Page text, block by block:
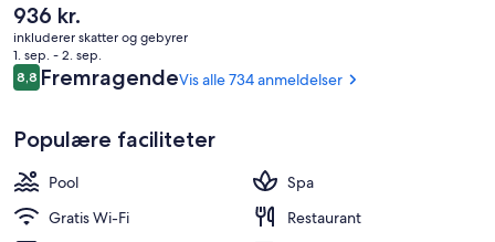
Luftfoto
Den
nuværende
pris
er
936 kr.
936 kr.
inkluderer skatter og gebyrer
1. sep. - 2. sep.
Anmeldelser
8,88,8 ud af 10.
FremragendeVis alle 734 anmeldelser
Populære faciliteter
Pool
Spa
Gratis Wi-Fi
Restaurant